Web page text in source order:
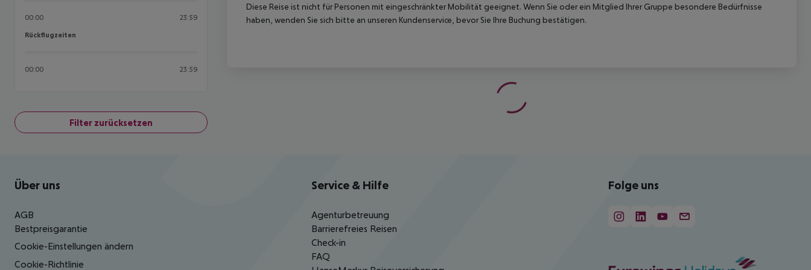
00:00 23:59
Rückflugzeiten
Rückflugzeiten
00:00 23:59
Filter zurücksetzen
Diese Reise ist nicht für Personen mit eingeschränkter Mobilität geeignet. Wenn Sie oder ein Mitglied Ihrer Gruppe besondere Bedürfnisse
haben, wenden Sie sich bitte an unseren Kundenservice, bevor Sie Ihre Buchung bestätigen.
Footer navigation
Über uns
AGB
Bestpreisgarantie
Cookie-Einstellungen ändern
Cookie-Richtlinie
Service & Hilfe
Agenturbetreuung
Barrierefreies Reisen
Check-in
FAQ
Folge uns